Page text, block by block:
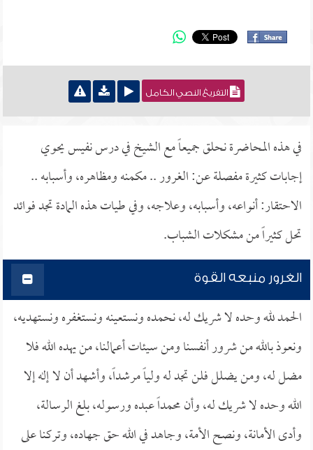
التفريغ النصي الكامل
في هذه المحاضرة نحلق جميعاً مع الشيخ في درس نفيس يحوي
إجابات كثيرة مفصلة عن: الغرور .. مكمنه ومظاهره، وأسبابه ..
الاحتقار: أنواعه، وأسبابه، وعلاجه، وفي طيات هذه المادة تجد فوائد
تحل كثيراً من مشكلات الشباب.
الغرور منبعه القوة
الحمد لله وحده لا شريك له، نحمده ونستعينه ونستغفره ونستهديه،
ونعوذ بالله من شرور أنفسنا ومن سيئات أعمالنا، من يهده الله فلا
مضل له، ومن يضلل فلن تجد له ولياً مرشداً، وأشهد أن لا إله إلا
الله وحده لا شريك له، وأن محمداً عبده ورسوله، بلغ الرسالة،
وأدى الأمانة، ونصح الأمة، وجاهد في الله حق جهاده، وتركنا على